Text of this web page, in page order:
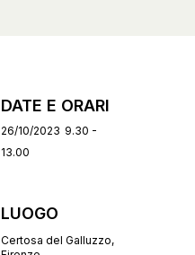
DATE E ORARI
26/10/2023 9.30 -
13.00
LUOGO
Certosa del Galluzzo,